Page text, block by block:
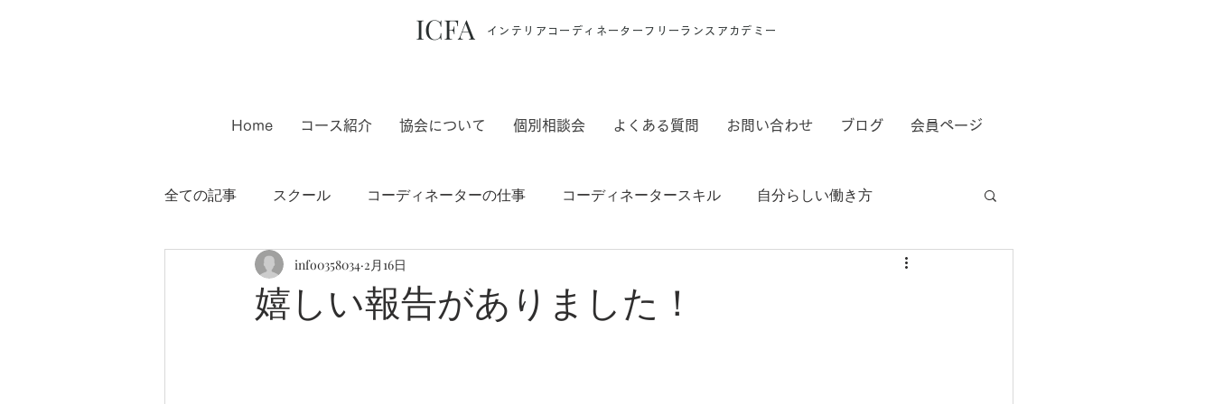
ICFA インテリアコーディネーターフリーランスアカデミー
Home コース紹介 協会について 個別相談会 よくある質問 お問い合わせ ブログ 会員ページ
全ての記事 スクール コーディネーターの仕事 コーディネータースキル 自分らしい働き方
インテリアコーディネーター
嬉しい報告がありました！
info0358034 2月16日